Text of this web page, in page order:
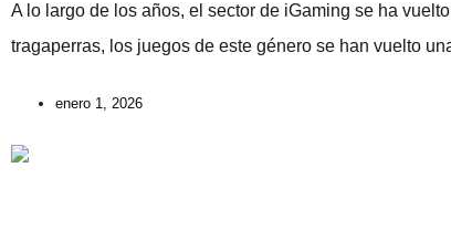
A lo largo de los años, el sector de iGaming se ha
tragaperras, los juegos de este género se han vuelto
enero 1, 2026